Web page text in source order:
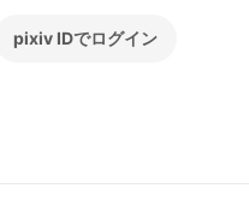
pixiv IDでログイン